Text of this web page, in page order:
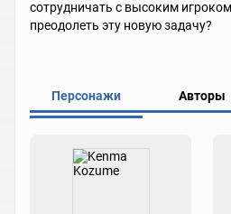
сотрудничать с высоким
преодолеть эту новую задачу?
Персонажи Авторы